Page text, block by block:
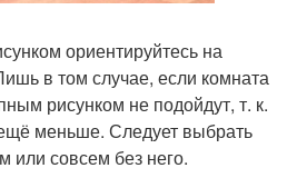
ориентируйтесь на
в том случае, если комната
рисунком не подойдут, т. к.
меньше. Следует выбрать
или совсем без него.